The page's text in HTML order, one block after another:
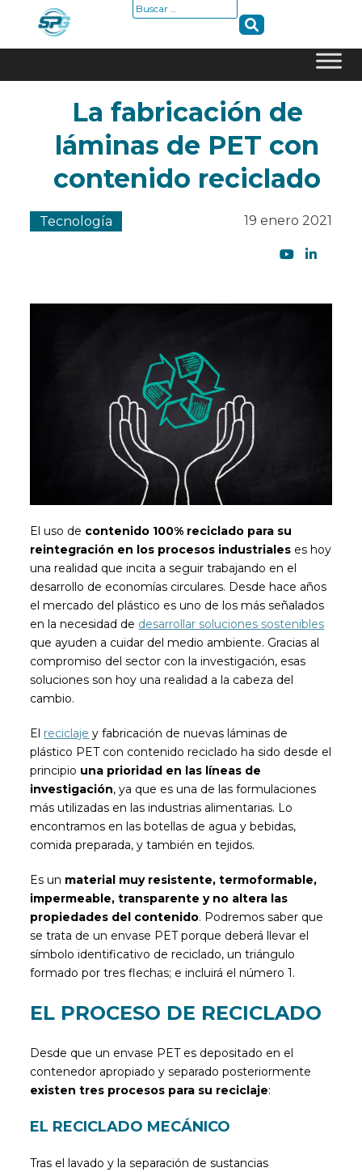
Buscar:
La fabricación de
láminas de PET con
contenido reciclado
Tecnología 19 enero 2021
El uso de contenido 100% reciclado para su
reintegración en los procesos industriales es hoy
una realidad que incita a seguir trabajando en el
desarrollo de economías circulares. Desde hace años
el mercado del plástico es uno de los más señalados
en la necesidad de desarrollar soluciones sostenibles
que ayuden a cuidar del medio ambiente. Gracias al
compromiso del sector con la investigación, esas
soluciones son hoy una realidad a la cabeza del
cambio.
El reciclaje y fabricación de nuevas láminas de
plástico PET con contenido reciclado ha sido desde el
principio una prioridad en las líneas de
investigación, ya que es una de las formulaciones
más utilizadas en las industrias alimentarias. Lo
encontramos en las botellas de agua y bebidas,
comida preparada, y también en tejidos.
Es un material muy resistente, termoformable,
impermeable, transparente y no altera las
propiedades del contenido. Podremos saber que
se trata de un envase PET porque deberá llevar el
símbolo identificativo de reciclado, un triángulo
formado por tres flechas; e incluirá el número 1.
EL PROCESO DE RECICLADO
Desde que un envase PET es depositado en el
contenedor apropiado y separado posteriormente
existen tres procesos para su reciclaje:
EL RECICLADO MECÁNICO
Tras el lavado y la separación de sustancias